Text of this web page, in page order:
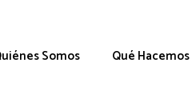
Somos Qué Hacemos